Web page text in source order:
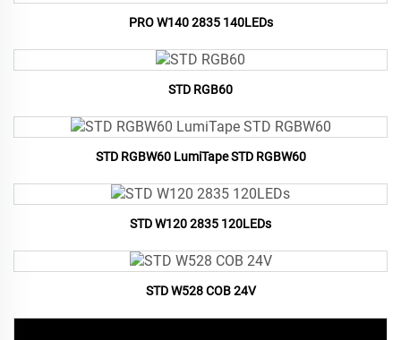
PRO W140 2835 140LEDs
STD RGB60
STD RGBW60 LumiTape STD RGBW60
STD W120 2835 120LEDs
STD W528 COB 24V